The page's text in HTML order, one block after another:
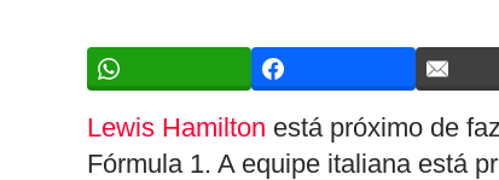
Lewis Hamilton está próximo de
Fórmula 1. A equipe italiana está